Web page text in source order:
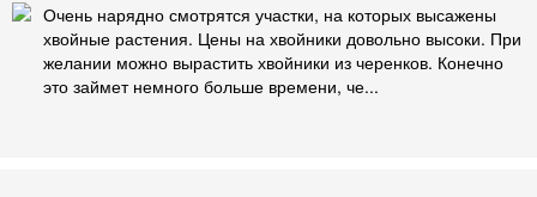
Очень нарядно смотрятся участки, на которых высажены
хвойные растения. Цены на хвойники довольно высоки. При
желании можно вырастить хвойники из черенков. Конечно
это займет немного больше времени, че...